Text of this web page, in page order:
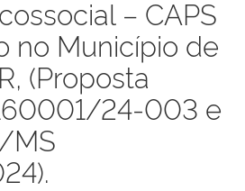
– CAPS
no Município de
(Proposta
24-003 e
MS